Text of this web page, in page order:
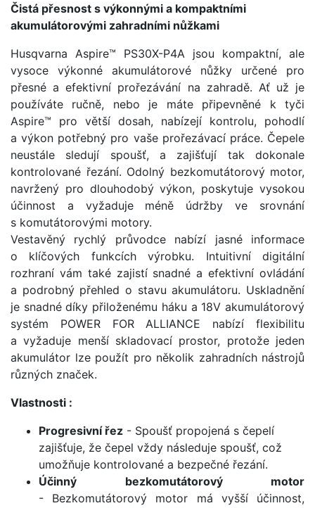
Čistá přesnost s výkonnými a kompaktními
akumulátorovými zahradními nůžkami
Husqvarna Aspire™ PS30X-P4A jsou kompaktní, ale
vysoce výkonné akumulátorové nůžky určené pro
přesné a efektivní prořezávání na zahradě. Ať už je
používáte ručně, nebo je máte připevněné k tyči
Aspire™ pro větší dosah, nabízejí kontrolu, pohodlí
a výkon potřebný pro vaše prořezávací práce. Čepele
neustále sledují spoušť, a zajišťují tak dokonale
kontrolované řezání. Odolný bezkomutátorový motor,
navržený pro dlouhodobý výkon, poskytuje vysokou
účinnost a vyžaduje méně údržby ve srovnání
s komutátorovými motory. ​
Vestavěný rychlý průvodce nabízí jasné informace
o klíčových funkcích výrobku. Intuitivní digitální
rozhraní vám také zajistí snadné a efektivní ovládání
a podrobný přehled o stavu akumulátoru. Uskladnění
je snadné díky přiloženému háku a 18V akumulátorový
systém POWER FOR ALLIANCE nabízí flexibilitu
a vyžaduje menší skladovací prostor, protože jeden
akumulátor lze použít pro několik zahradních nástrojů
různých značek.
Vlastnosti :
Progresivní řez - Spoušť propojená s čepelí
zajišťuje, že čepel vždy následuje spoušť, což
umožňuje kontrolované a bezpečné řezání.
Účinný bezkomutátorový motor
- Bezkomutátorový motor má vyšší účinnost,